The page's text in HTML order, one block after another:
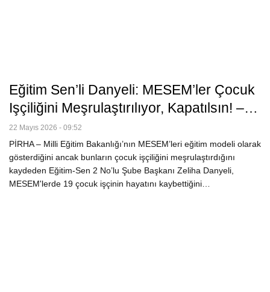
Eğitim Sen’li Danyeli: MESEM’ler Çocuk
Işçiliğini Meşrulaştırılıyor, Kapatılsın! –…
22 Mayıs 2026 - 09:52
PİRHA – Milli Eğitim Bakanlığı’nın MESEM’leri eğitim modeli olarak
gösterdiğini ancak bunların çocuk işçiliğini meşrulaştırdığını
kaydeden Eğitim-Sen 2 No’lu Şube Başkanı Zeliha Danyeli,
MESEM'lerde 19 çocuk işçinin hayatını kaybettiğini…